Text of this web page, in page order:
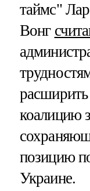
таймс"
Вонг
коалицию
позицию
Украине.